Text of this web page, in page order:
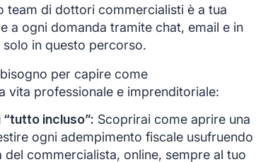
team di dottori commercialisti è a tua
a ogni domanda tramite chat, email e in
in questo percorso.
per capire come
vita professionale e imprenditoriale:
incluso”: Scoprirai come aprire una
ogni adempimento fiscale usufruendo
commercialista, online, sempre al tuo